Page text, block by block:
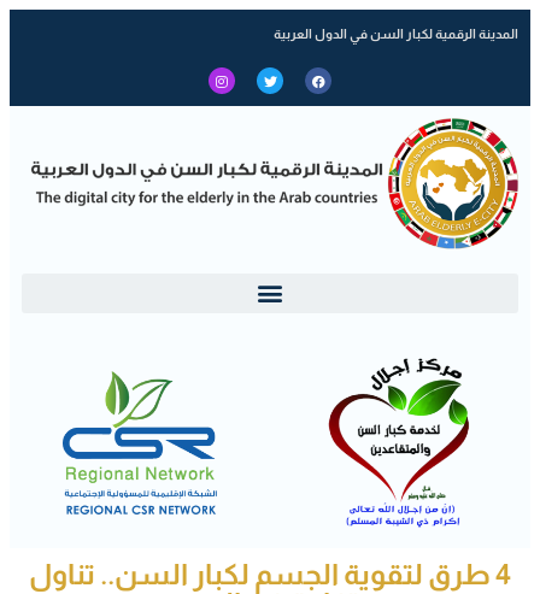
المدينة الرقمية لكبار السن في الدول العربية
4 طرق لتقوية الجسم لكبار السن.. تناول